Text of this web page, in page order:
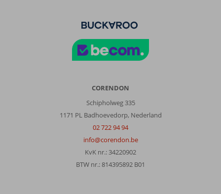
CORENDON
Schipholweg 335
1171 PL Badhoevedorp, Nederland
02 722 94 94
info@corendon.be
KvK nr.: 34220902
BTW nr.: 814395892 B01